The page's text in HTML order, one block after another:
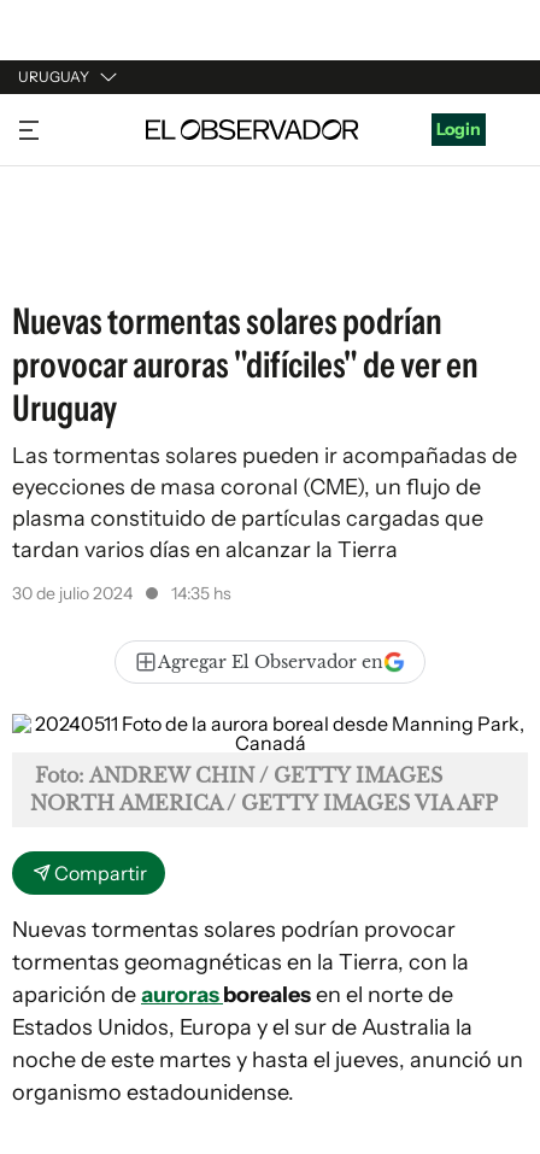
URUGUAY
URUGUAY
ARGENTINA
Login
Nuevas tormentas solares podrían
provocar auroras "difíciles" de ver en
Uruguay
Las tormentas solares pueden ir acompañadas de
eyecciones de masa coronal (CME), un flujo de
plasma constituido de partículas cargadas que
tardan varios días en alcanzar la Tierra
30 de julio 2024 14:35 hs
Agregar El Observador en
Foto: ANDREW CHIN / GETTY IMAGES
NORTH AMERICA / GETTY IMAGES VIA AFP
Compartir
Nuevas tormentas solares podrían provocar
tormentas geomagnéticas en la Tierra, con la
aparición deaurorasborealesen el norte de
Estados Unidos, Europa y el sur de Australia la
noche de este martes y hasta el jueves, anunció un
organismo estadounidense.